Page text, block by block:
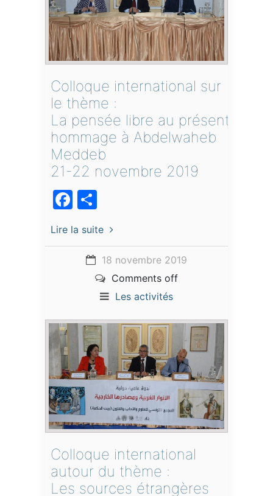
Colloque international sur
le thème :
La pensée libre au présent
hommage à Abdelwaheb
Meddeb
21-22 novembre 2019
Facebook
Lire la suite
18 novembre 2019
Comments off
Les activités
Colloque international
autour du thème :
Les sources étrangères